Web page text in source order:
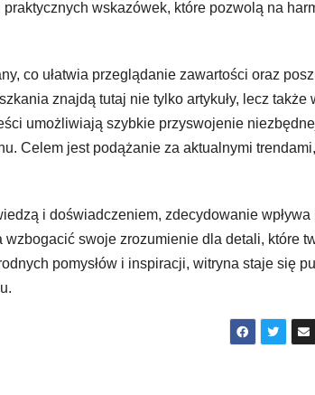
wskazówek, które pozwolą na
co ułatwia przeglądanie zawartości oraz
znajdą tutaj nie tylko artykuły, lecz także
umożliwiają szybkie przyswojenie
Celem jest podążanie za aktualnymi
i doświadczeniem, zdecydowanie wpływa
swoje zrozumienie dla detali, które
pomysłów i inspiracji, witryna staje się